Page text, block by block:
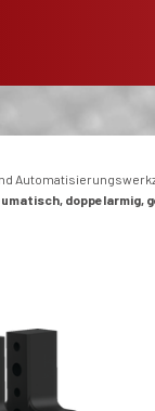
doppelarmig,